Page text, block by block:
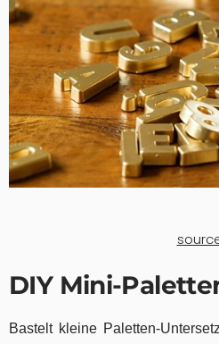
DIY Mini-
Bastelt kleine Paletten-